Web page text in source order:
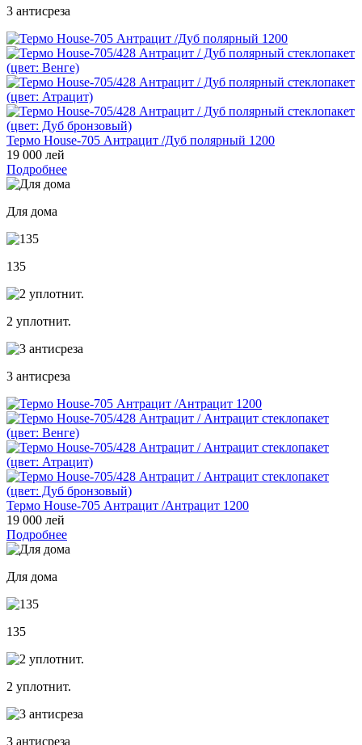
3 антисреза
Термо House-705 Антрацит /Дуб полярный 1200
19 000 лей
Подробнее
Для дома
135
2 уплотнит.
3 антисреза
Термо House-705 Антрацит /Антрацит 1200
19 000 лей
Подробнее
Для дома
135
2 уплотнит.
3 антисреза